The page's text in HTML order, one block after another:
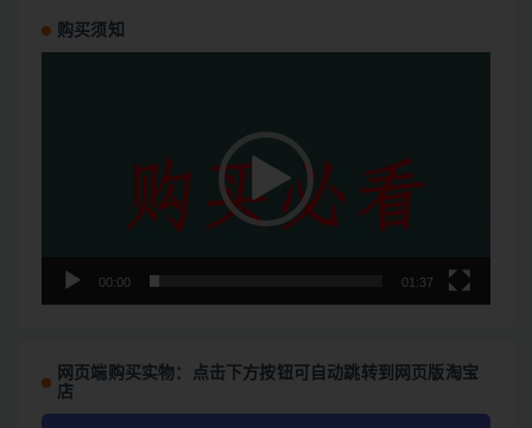
购买须知
00:00 01:37
网页端购买实物：点击下方按钮可自动跳转到网页版淘宝
店